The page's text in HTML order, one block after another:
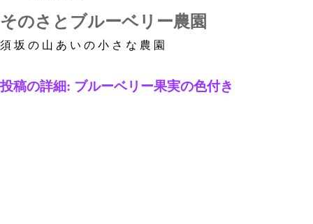
そのさとブルーベリー農園
須坂の山あいの小さな農園
投稿の詳細: ブルーベリー果実の色付き